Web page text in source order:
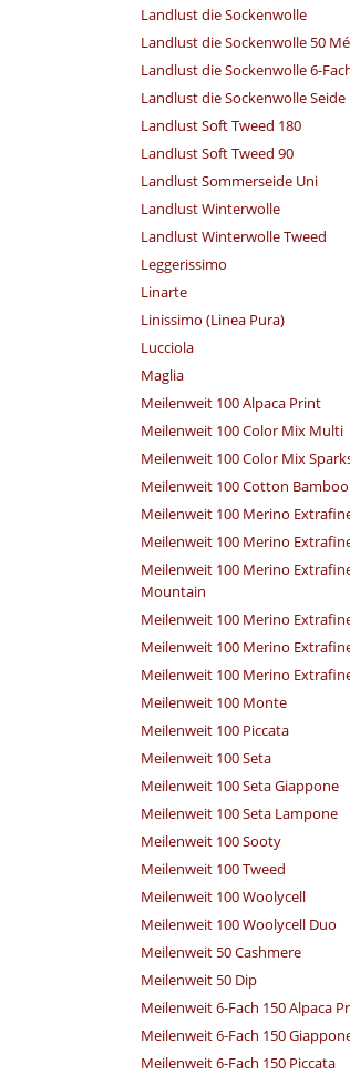
Landlust die Sockenwolle
Landlust die Sockenwolle 50
Landlust die Sockenwolle 6-
Landlust die Sockenwolle Seide
Landlust Soft Tweed 180
Landlust Soft Tweed 90
Landlust Sommerseide Uni
Landlust Winterwolle
Landlust Winterwolle Tweed
Leggerissimo
Linarte
Linissimo (Linea Pura)
Lucciola
Maglia
Meilenweit 100 Alpaca Print
Meilenweit 100 Color Mix Multi
Meilenweit 100 Color Mix
Meilenweit 100 Cotton Bamboo
Meilenweit 100 Merino
Meilenweit 100 Merino
Meilenweit 100 Merino
Mountain
Meilenweit 100 Merino
Meilenweit 100 Merino
Meilenweit 100 Merino
Meilenweit 100 Monte
Meilenweit 100 Piccata
Meilenweit 100 Seta
Meilenweit 100 Seta Giappone
Meilenweit 100 Seta Lampone
Meilenweit 100 Sooty
Meilenweit 100 Tweed
Meilenweit 100 Woolycell
Meilenweit 100 Woolycell Duo
Meilenweit 50 Cashmere
Meilenweit 50 Dip
Meilenweit 6-Fach 150 Alpaca
Meilenweit 6-Fach 150
Meilenweit 6-Fach 150 Piccata